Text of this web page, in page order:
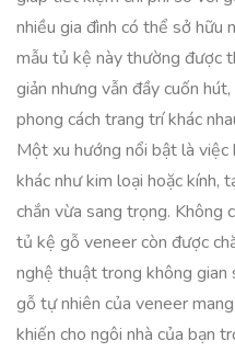
nhiều gia đình có thể sở hữu
mẫu tủ kệ này thường được
giản nhưng vẫn đầy cuốn
phong cách trang trí khác
Một xu hướng nổi bật là
khác như kim loại hoặc kính,
chắn vừa sang trọng. Không
tủ kệ gỗ veneer còn được
nghệ thuật trong không gian
gỗ tự nhiên của veneer
khiến cho ngôi nhà của bạn